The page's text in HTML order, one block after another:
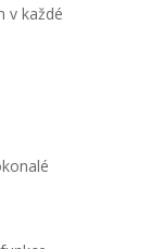
v každé